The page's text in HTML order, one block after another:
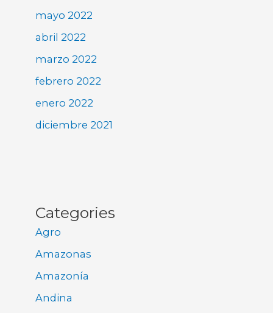
mayo 2022
abril 2022
marzo 2022
febrero 2022
enero 2022
diciembre 2021
Categories
Agro
Amazonas
Amazonía
Andina